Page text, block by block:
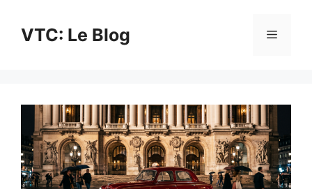
contenuVTC: Le Blog Menu